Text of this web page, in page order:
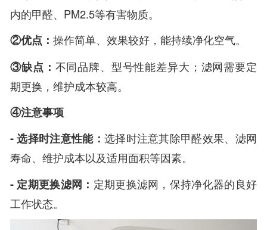
内的甲醛、PM2.5等有害物质。
②优点：操作简单、效果较好，能持续净化空气。
③缺点： 不同品牌、型号性能差异大；滤网需要定
期更换，维护成本较高。
④注意事项
- 选择时注意性能： 选择时注意其除甲醛效果、滤网
寿命、维护成本以及适用面积等因素。
- 定期更换滤网： 定期更换滤网，保持净化器的良好
工作状态。